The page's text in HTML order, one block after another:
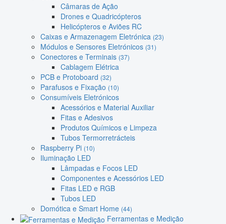
Câmaras de Ação
Drones e Quadricópteros
Helicópteros e Aviões RC
Caixas e Armazenagem Eletrónica (23)
Módulos e Sensores Eletrónicos (31)
Conectores e Terminais (37)
Cablagem Elétrica
PCB e Protoboard (32)
Parafusos e Fixação (10)
Consumíveis Eletrónicos
Acessórios e Material Auxiliar
Fitas e Adesivos
Produtos Químicos e Limpeza
Tubos Termorretrácteis
Raspberry Pi (10)
Iluminação LED
Lâmpadas e Focos LED
Componentes e Acessórios LED
Fitas LED e RGB
Tubos LED
Domótica e Smart Home (44)
Ferramentas e Medição